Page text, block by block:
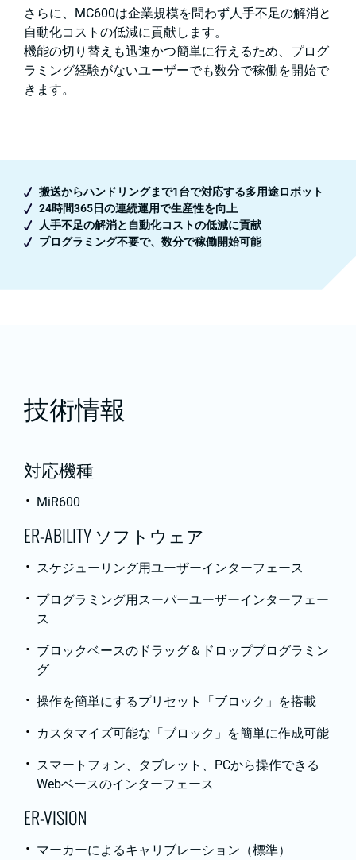
さらに、MC600は企業規模を問わず人手不足の解消と
自動化コストの低減に貢献します。
機能の切り替えも迅速かつ簡単に行えるため、プログ
ラミング経験がないユーザーでも数分で稼働を開始で
きます。
搬送からハンドリングまで1台で対応する多用途ロボット
24時間365日の連続運用で生産性を向上
人手不足の解消と自動化コストの低減に貢献
プログラミング不要で、数分で稼働開始可能
技術情報
対応機種
MiR600
ER-ABILITY ソフトウェア
スケジューリング用ユーザーインターフェース
プログラミング用スーパーユーザーインターフェー
ス
ブロックベースのドラッグ＆ドロッププログラミン
グ
操作を簡単にするプリセット「ブロック」を搭載
カスタマイズ可能な「ブロック」を簡単に作成可能
スマートフォン、タブレット、PCから操作できる
Webベースのインターフェース
ER-VISION
マーカーによるキャリブレーション（標準）